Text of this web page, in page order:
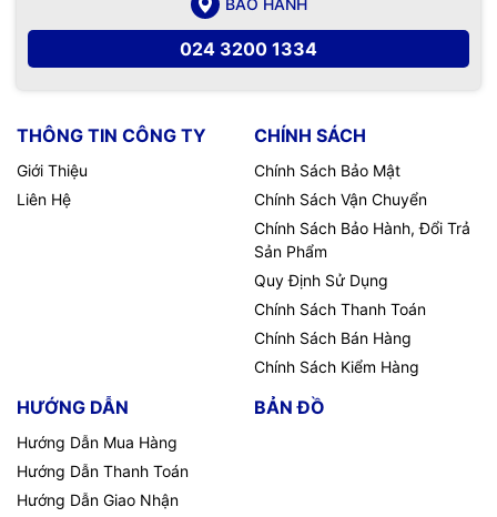
BẢO HÀNH
024 3200 1334
THÔNG TIN CÔNG TY
Giới Thiệu
Liên Hệ
CHÍNH SÁCH
Chính Sách Bảo Mật
Chính Sách Vận Chuyển
Chính Sách Bảo Hành, Đổi Trả
Sản Phẩm
Quy Định Sử Dụng
Chính Sách Thanh Toán
Chính Sách Bán Hàng
Chính Sách Kiểm Hàng
HƯỚNG DẪN
Hướng Dẫn Mua Hàng
Hướng Dẫn Thanh Toán
Hướng Dẫn Giao Nhận
BẢN ĐỒ